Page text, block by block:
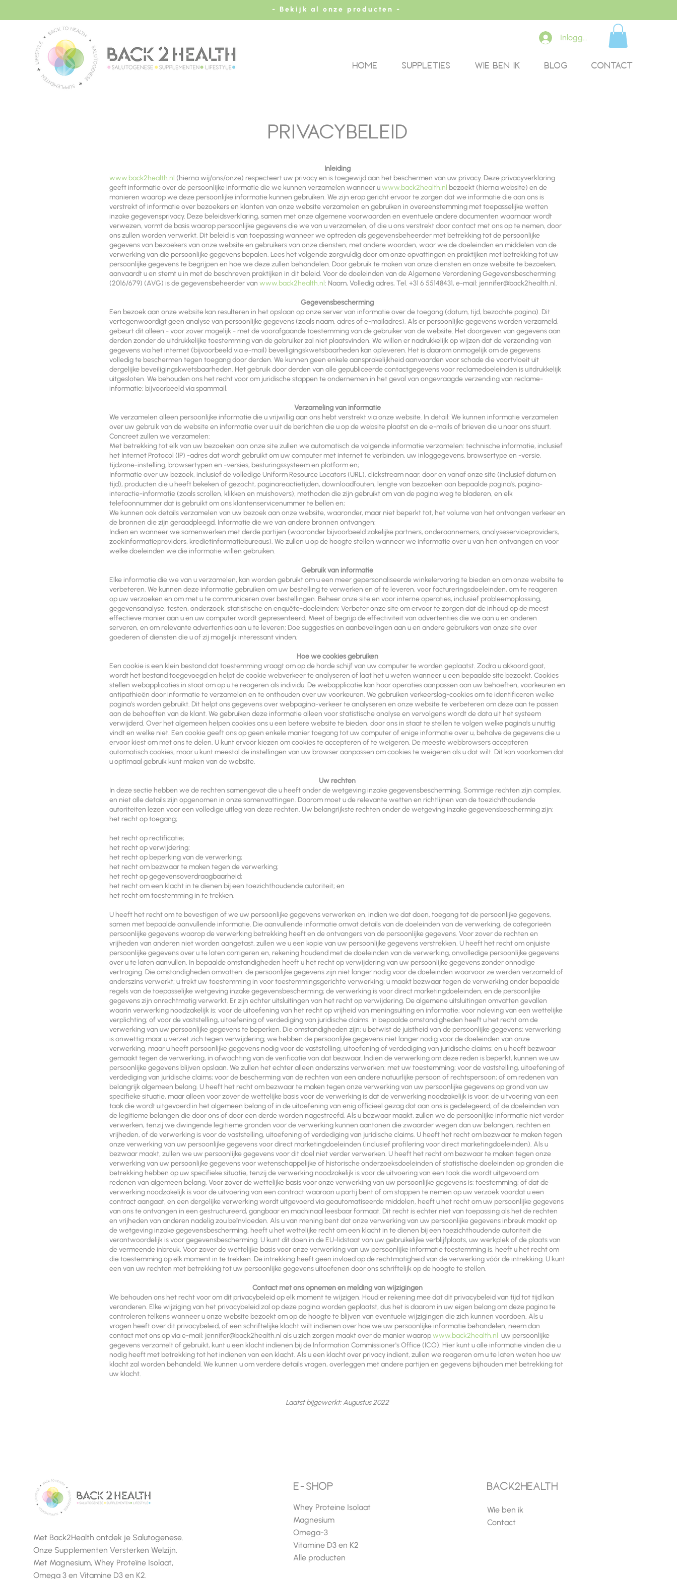
- Bekijk al onze producten -
Inloggen
HOME SUPPLETIES WIE BEN IK BLOG CONTACT
privacybeleid
Inleiding
www.back2health.nl (hierna wij/ons/onze) respecteert uw privacy en is toegewijd aan het beschermen van uw privacy. Deze privacyverklaring
geeft informatie over de persoonlijke informatie die we kunnen verzamelen wanneer uwww.back2health.nl bezoekt (hierna website) en de
manieren waarop we deze persoonlijke informatie kunnen gebruiken. We zijn erop gericht ervoor te zorgen dat we informatie die aan ons is
verstrekt of informatie over bezoekers en klanten van onze website verzamelen en gebruiken in overeenstemming met toepasselijke wetten
inzake gegevensprivacy. Deze beleidsverklaring, samen met onze algemene voorwaarden en eventuele andere documenten waarnaar wordt
verwezen, vormt de basis waarop persoonlijke gegevens die we van u verzamelen, of die u ons verstrekt door contact met ons op te nemen, door
ons zullen worden verwerkt. Dit beleid is van toepassing wanneer we optreden als gegevensbeheerder met betrekking tot de persoonlijke
gegevens van bezoekers van onze website en gebruikers van onze diensten; met andere woorden, waar we de doeleinden en middelen van de
verwerking van die persoonlijke gegevens bepalen. Lees het volgende zorgvuldig door om onze opvattingen en praktijken met betrekking tot uw
persoonlijke gegevens te begrijpen en hoe we deze zullen behandelen. Door gebruik te maken van onze diensten en onze website te bezoeken,
aanvaardt u en stemt u in met de beschreven praktijken in dit beleid. Voor de doeleinden van de Algemene Verordening Gegevensbescherming
(2016/679) (AVG) is de gegevensbeheerder van www.back2health.nl: Naam, Volledig adres, Tel. +31 6 55148431, e-mail: jennifer@back2health.nl.
Gegevensbescherming
Een bezoek aan onze website kan resulteren in het opslaan op onze server van informatie over de toegang (datum, tijd, bezochte pagina). Dit
vertegenwoordigt geen analyse van persoonlijke gegevens (zoals naam, adres of e-mailadres). Als er persoonlijke gegevens worden verzameld,
gebeurt dit alleen - voor zover mogelijk - met de voorafgaande toestemming van de gebruiker van de website. Het doorgeven van gegevens aan
derden zonder de uitdrukkelijke toestemming van de gebruiker zal niet plaatsvinden. We willen er nadrukkelijk op wijzen dat de verzending van
gegevens via het internet (bijvoorbeeld via e-mail) beveiligingskwetsbaarheden kan opleveren. Het is daarom onmogelijk om de gegevens
volledig te beschermen tegen toegang door derden. We kunnen geen enkele aansprakelijkheid aanvaarden voor schade die voortvloeit uit
dergelijke beveiligingskwetsbaarheden. Het gebruik door derden van alle gepubliceerde contactgegevens voor reclamedoeleinden is uitdrukkelijk
uitgesloten. We behouden ons het recht voor om juridische stappen te ondernemen in het geval van ongevraagde verzending van reclame-
informatie; bijvoorbeeld via spammail.
Verzameling van informatie
We verzamelen alleen persoonlijke informatie die u vrijwillig aan ons hebt verstrekt via onze website. In detail: We kunnen informatie verzamelen
over uw gebruik van de website en informatie over u uit de berichten die u op de website plaatst en de e-mails of brieven die u naar ons stuurt.
Concreet zullen we verzamelen:
Met betrekking tot elk van uw bezoeken aan onze site zullen we automatisch de volgende informatie verzamelen: technische informatie, inclusief
het Internet Protocol (IP) -adres dat wordt gebruikt om uw computer met internet te verbinden, uw inloggegevens, browsertype en -versie,
tijdzone-instelling, browsertypen en -versies, besturingssysteem en platform en;
Informatie over uw bezoek, inclusief de volledige Uniform Resource Locators (URL), clickstream naar, door en vanaf onze site (inclusief datum en
tijd), producten die u heeft bekeken of gezocht, paginareactietijden, downloadfouten, lengte van bezoeken aan bepaalde pagina's, pagina-
interactie-informatie (zoals scrollen, klikken en muishovers), methoden die zijn gebruikt om van de pagina weg te bladeren, en elk
telefoonnummer dat is gebruikt om ons klantenservicenummer te bellen en;
We kunnen ook details verzamelen van uw bezoek aan onze website, waaronder, maar niet beperkt tot, het volume van het ontvangen verkeer en
de bronnen die zijn geraadpleegd. Informatie die we van andere bronnen ontvangen:
Indien en wanneer we samenwerken met derde partijen (waaronder bijvoorbeeld zakelijke partners, onderaannemers, analyseserviceproviders,
zoekinformatieproviders, kredietinformatiebureaus). We zullen u op de hoogte stellen wanneer we informatie over u van hen ontvangen en voor
welke doeleinden we die informatie willen gebruiken.
Gebruik van informatie
Elke informatie die we van u verzamelen, kan worden gebruikt om u een meer gepersonaliseerde winkelervaring te bieden en om onze website te
verbeteren. We kunnen deze informatie gebruiken om uw bestelling te verwerken en af te leveren, voor factureringsdoeleinden, om te reageren
op uw verzoeken en om met u te communiceren over bestellingen. Beheer onze site en voor interne operaties, inclusief probleemoplossing,
gegevensanalyse, testen, onderzoek, statistische en enquête-doeleinden; Verbeter onze site om ervoor te zorgen dat de inhoud op de meest
effectieve manier aan u en uw computer wordt gepresenteerd; Meet of begrijp de effectiviteit van advertenties die we aan u en anderen
serveren, en om relevante advertenties aan u te leveren; Doe suggesties en aanbevelingen aan u en andere gebruikers van onze site over
goederen of diensten die u of zij mogelijk interessant vinden;
Hoe we cookies gebruiken
Een cookie is een klein bestand dat toestemming vraagt om op de harde schijf van uw computer te worden geplaatst. Zodra u akkoord gaat,
wordt het bestand toegevoegd en helpt de cookie webverkeer te analyseren of laat het u weten wanneer u een bepaalde site bezoekt. Cookies
stellen webapplicaties in staat om op u te reageren als individu. De webapplicatie kan haar operaties aanpassen aan uw behoeften, voorkeuren en
antipathieën door informatie te verzamelen en te onthouden over uw voorkeuren. We gebruiken verkeerslog-cookies om te identificeren welke
pagina's worden gebruikt. Dit helpt ons gegevens over webpagina-verkeer te analyseren en onze website te verbeteren om deze aan te passen
aan de behoeften van de klant. We gebruiken deze informatie alleen voor statistische analyse en vervolgens wordt de data uit het systeem
verwijderd. Over het algemeen helpen cookies ons u een betere website te bieden, door ons in staat te stellen te volgen welke pagina's u nuttig
vindt en welke niet. Een cookie geeft ons op geen enkele manier toegang tot uw computer of enige informatie over u, behalve de gegevens die u
ervoor kiest om met ons te delen. U kunt ervoor kiezen om cookies te accepteren of te weigeren. De meeste webbrowsers accepteren
automatisch cookies, maar u kunt meestal de instellingen van uw browser aanpassen om cookies te weigeren als u dat wilt. Dit kan voorkomen dat
u optimaal gebruik kunt maken van de website.
Uw rechten
In deze sectie hebben we de rechten samengevat die u heeft onder de wetgeving inzake gegevensbescherming. Sommige rechten zijn complex,
en niet alle details zijn opgenomen in onze samenvattingen. Daarom moet u de relevante wetten en richtlijnen van de toezichthoudende
autoriteiten lezen voor een volledige uitleg van deze rechten. Uw belangrijkste rechten onder de wetgeving inzake gegevensbescherming zijn:
het recht op toegang;
het recht op rectificatie;
het recht op verwijdering;
het recht op beperking van de verwerking;
het recht om bezwaar te maken tegen de verwerking;
het recht op gegevensoverdraagbaarheid;
het recht om een klacht in te dienen bij een toezichthoudende autoriteit; en
het recht om toestemming in te trekken.
U heeft het recht om te bevestigen of we uw persoonlijke gegevens verwerken en, indien we dat doen, toegang tot de persoonlijke gegevens,
samen met bepaalde aanvullende informatie. Die aanvullende informatie omvat details van de doeleinden van de verwerking, de categorieën
persoonlijke gegevens waarop de verwerking betrekking heeft en de ontvangers van de persoonlijke gegevens. Voor zover de rechten en
vrijheden van anderen niet worden aangetast, zullen we u een kopie van uw persoonlijke gegevens verstrekken. U heeft het recht om onjuiste
persoonlijke gegevens over u te laten corrigeren en, rekening houdend met de doeleinden van de verwerking, onvolledige persoonlijke gegevens
over u te laten aanvullen. In bepaalde omstandigheden heeft u het recht op verwijdering van uw persoonlijke gegevens zonder onnodige
vertraging. Die omstandigheden omvatten: de persoonlijke gegevens zijn niet langer nodig voor de doeleinden waarvoor ze werden verzameld of
anderszins verwerkt; u trekt uw toestemming in voor toestemmingsgerichte verwerking; u maakt bezwaar tegen de verwerking onder bepaalde
regels van de toepasselijke wetgeving inzake gegevensbescherming; de verwerking is voor direct marketingdoeleinden; en de persoonlijke
gegevens zijn onrechtmatig verwerkt. Er zijn echter uitsluitingen van het recht op verwijdering. De algemene uitsluitingen omvatten gevallen
waarin verwerking noodzakelijk is: voor de uitoefening van het recht op vrijheid van meningsuiting en informatie; voor naleving van een wettelijke
verplichting; of voor de vaststelling, uitoefening of verdediging van juridische claims. In bepaalde omstandigheden heeft u het recht om de
verwerking van uw persoonlijke gegevens te beperken. Die omstandigheden zijn: u betwist de juistheid van de persoonlijke gegevens; verwerking
is onwettig maar u verzet zich tegen verwijdering; we hebben de persoonlijke gegevens niet langer nodig voor de doeleinden van onze
verwerking, maar u heeft persoonlijke gegevens nodig voor de vaststelling, uitoefening of verdediging van juridische claims; en u heeft bezwaar
gemaakt tegen de verwerking, in afwachting van de verificatie van dat bezwaar. Indien de verwerking om deze reden is beperkt, kunnen we uw
persoonlijke gegevens blijven opslaan. We zullen het echter alleen anderszins verwerken: met uw toestemming; voor de vaststelling, uitoefening of
verdediging van juridische claims; voor de bescherming van de rechten van een andere natuurlijke persoon of rechtspersoon; of om redenen van
belangrijk algemeen belang. U heeft het recht om bezwaar te maken tegen onze verwerking van uw persoonlijke gegevens op grond van uw
specifieke situatie, maar alleen voor zover de wettelijke basis voor de verwerking is dat de verwerking noodzakelijk is voor: de uitvoering van een
taak die wordt uitgevoerd in het algemeen belang of in de uitoefening van enig officieel gezag dat aan ons is gedelegeerd; of de doeleinden van
de legitieme belangen die door ons of door een derde worden nagestreefd. Als u bezwaar maakt, zullen we de persoonlijke informatie niet verder
verwerken, tenzij we dwingende legitieme gronden voor de verwerking kunnen aantonen die zwaarder wegen dan uw belangen, rechten en
vrijheden, of de verwerking is voor de vaststelling, uitoefening of verdediging van juridische claims. U heeft het recht om bezwaar te maken tegen
onze verwerking van uw persoonlijke gegevens voor direct marketingdoeleinden (inclusief profilering voor direct marketingdoeleinden). Als u
bezwaar maakt, zullen we uw persoonlijke gegevens voor dit doel niet verder verwerken. U heeft het recht om bezwaar te maken tegen onze
verwerking van uw persoonlijke gegevens voor wetenschappelijke of historische onderzoeksdoeleinden of statistische doeleinden op gronden die
betrekking hebben op uw specifieke situatie, tenzij de verwerking noodzakelijk is voor de uitvoering van een taak die wordt uitgevoerd om
redenen van algemeen belang. Voor zover de wettelijke basis voor onze verwerking van uw persoonlijke gegevens is: toestemming; of dat de
verwerking noodzakelijk is voor de uitvoering van een contract waaraan u partij bent of om stappen te nemen op uw verzoek voordat u een
contract aangaat, en een dergelijke verwerking wordt uitgevoerd via geautomatiseerde middelen, heeft u het recht om uw persoonlijke gegevens
van ons te ontvangen in een gestructureerd, gangbaar en machinaal leesbaar formaat. Dit recht is echter niet van toepassing als het de rechten
en vrijheden van anderen nadelig zou beïnvloeden. Als u van mening bent dat onze verwerking van uw persoonlijke gegevens inbreuk maakt op
de wetgeving inzake gegevensbescherming, heeft u het wettelijke recht om een klacht in te dienen bij een toezichthoudende autoriteit die
verantwoordelijk is voor gegevensbescherming. U kunt dit doen in de EU-lidstaat van uw gebruikelijke verblijfplaats, uw werkplek of de plaats van
de vermeende inbreuk. Voor zover de wettelijke basis voor onze verwerking van uw persoonlijke informatie toestemming is, heeft u het recht om
die toestemming op elk moment in te trekken. De intrekking heeft geen invloed op de rechtmatigheid van de verwerking vóór de intrekking. U kunt
een van uw rechten met betrekking tot uw persoonlijke gegevens uitoefenen door ons schriftelijk op de hoogte te stellen.
Contact met ons opnemen en melding van wijzigingen
We behouden ons het recht voor om dit privacybeleid op elk moment te wijzigen. Houd er rekening mee dat dit privacybeleid van tijd tot tijd kan
veranderen. Elke wijziging van het privacybeleid zal op deze pagina worden geplaatst, dus het is daarom in uw eigen belang om deze pagina te
controleren telkens wanneer u onze website bezoekt om op de hoogte te blijven van eventuele wijzigingen die zich kunnen voordoen. Als u
vragen heeft over dit privacybeleid, of een schriftelijke klacht wilt indienen over hoe we uw persoonlijke informatie behandelen, neem dan
contact met ons op via e-mail: jennifer@back2health.nl als u zich zorgen maakt over de manier waaropwww.back2health.nl uw persoonlijke
gegevens verzamelt of gebruikt, kunt u een klacht indienen bij de Information Commissioner's Office (ICO). Hier kunt u alle informatie vinden die u
nodig heeft met betrekking tot het indienen van een klacht. Als u een klacht over privacy indient, zullen we reageren om u te laten weten hoe uw
klacht zal worden behandeld. We kunnen u om verdere details vragen, overleggen met andere partijen en gegevens bijhouden met betrekking tot
uw klacht.
Laatst bijgewerkt: Augustus 2022
Met Back2Health ontdek je Salutogenese.
Onze Supplementen Versterken Welzijn.
Met Magnesium, Whey Proteïne Isolaat,
Omega 3 en Vitamine D3 en K2.
e-SHOP
Whey Proteine Isolaat
Magnesium
Omega-3
Vitamine D3 en K2
Alle producten
back2health
Wie ben ik
Contact